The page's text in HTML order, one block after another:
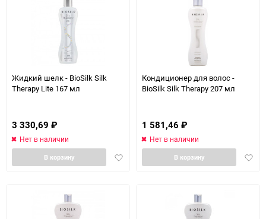
Жидкий шелк - BioSilk Silk
Therapy Lite 167 мл
3 330,69 ₽
Нет в наличии
Добавить
В корзину
Кондиционер для волос -
BioSilk Silk Therapy 207 мл
1 581,46 ₽
Нет в наличии
В корзину